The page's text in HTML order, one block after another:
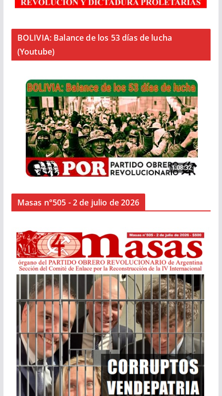
BOLIVIA: Balance de los 53 días de lucha
(Youtube)
Masas n°505 - 2 de julio de 2026